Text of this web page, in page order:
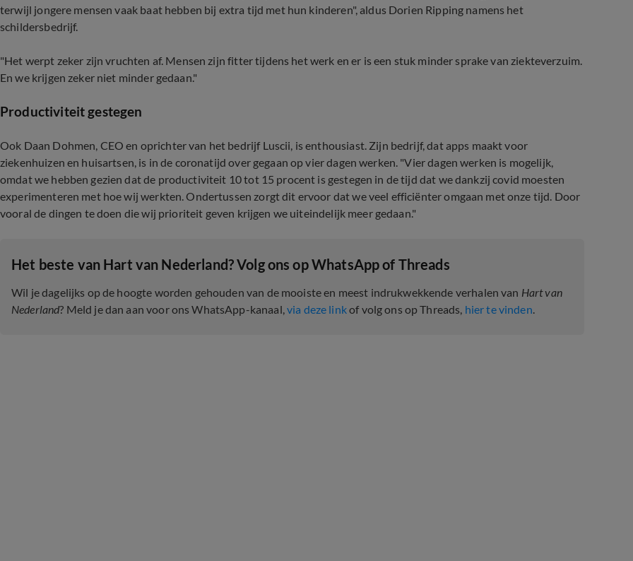
terwijl jongere mensen vaak baat hebben bij extra tijd met hun kinderen", aldus Dorien Ripping namens het
schildersbedrijf.
"Het werpt zeker zijn vruchten af. Mensen zijn fitter tijdens het werk en er is een stuk minder sprake van ziekteverzuim.
En we krijgen zeker niet minder gedaan."
Productiviteit gestegen
Ook Daan Dohmen, CEO en oprichter van het bedrijf Luscii, is enthousiast. Zijn bedrijf, dat apps maakt voor
ziekenhuizen en huisartsen, is in de coronatijd over gegaan op vier dagen werken. "Vier dagen werken is mogelijk,
omdat we hebben gezien dat de productiviteit 10 tot 15 procent is gestegen in de tijd dat we dankzij covid moesten
experimenteren met hoe wij werkten. Ondertussen zorgt dit ervoor dat we veel efficiënter omgaan met onze tijd. Door
vooral de dingen te doen die wij prioriteit geven krijgen we uiteindelijk meer gedaan."
Het beste van Hart van Nederland? Volg ons op WhatsApp of Threads
Wil je dagelijks op de hoogte worden gehouden van de mooiste en meest indrukwekkende verhalen van Hart van
Nederland? Meld je dan aan voor ons WhatsApp-kanaal,via deze linkof volg ons op Threads, hier te vinden.